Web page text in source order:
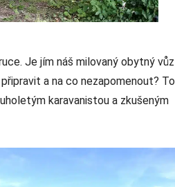
Je jím náš milovaný obytný vůz
a na co nezapomenout? To
karavanistou a zkušeným